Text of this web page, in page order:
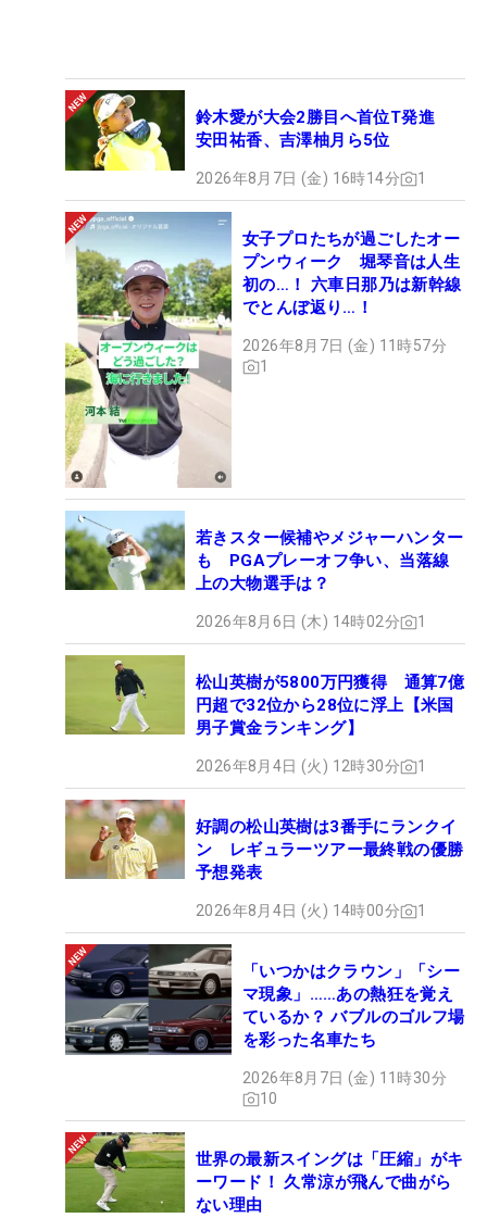
鈴木愛が大会2勝目へ首位T発進
安田祐香、吉澤柚月ら5位
2026年8月7日 (金) 16時14分 1
女子プロたちが過ごしたオー
プンウィーク 堀琴音は人生
初の…！ 六車日那乃は新幹線
でとんぼ返り…！
2026年8月7日 (金) 11時57分
1
若きスター候補やメジャーハンター
も PGAプレーオフ争い、当落線
上の大物選手は？
2026年8月6日 (木) 14時02分 1
松山英樹が5800万円獲得 通算7億
円超で32位から28位に浮上【米国
男子賞金ランキング】
2026年8月4日 (火) 12時30分 1
好調の松山英樹は3番手にランクイ
ン レギュラーツアー最終戦の優勝
予想発表
2026年8月4日 (火) 14時00分 1
「いつかはクラウン」「シー
マ現象」……あの熱狂を覚え
ているか？ バブルのゴルフ場
を彩った名車たち
2026年8月7日 (金) 11時30分
10
世界の最新スイングは「圧縮」がキ
ーワード！ 久常涼が飛んで曲がら
ない理由